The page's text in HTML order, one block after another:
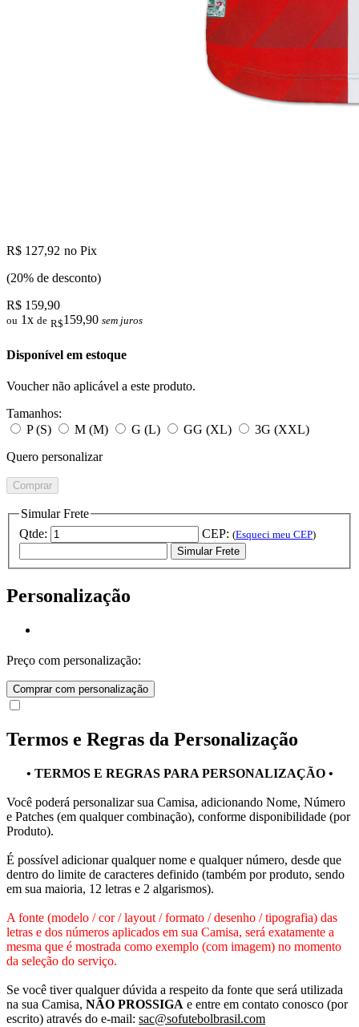
R$ 127,92 no Pix
(20% de desconto)
R$ 159,90
ou 1x de R$159,90 sem juros
Disponível em estoque
Voucher não aplicável a este produto.
Tamanhos:
P (S)
M (M) G (L) GG (XL)
3G (XXL)
Quero personalizar
Comprar
Simular Frete
Qtde:
CEP: (Esqueci meu CEP)
Simular Frete
Personalização
Preço com personalização:
Comprar com personalização
Termos e Regras da Personalização
• TERMOS E REGRAS PARA PERSONALIZAÇÃO •
Você poderá personalizar sua Camisa, adicionando Nome, Número
e Patches (em qualquer combinação), conforme disponibilidade (por
Produto).
É possível adicionar qualquer nome e qualquer número, desde que
dentro do limite de caracteres definido (também por produto, sendo
em sua maioria, 12 letras e 2 algarismos).
A fonte (modelo / cor / layout / formato / desenho / tipografia) das
letras e dos números aplicados em sua Camisa, será exatamente a
mesma que é mostrada como exemplo (com imagem) no momento
da seleção do serviço.
Se você tiver qualquer dúvida a respeito da fonte que será utilizada
na sua Camisa, NÃO PROSSIGA e entre em contato conosco (por
escrito) através do e-mail: sac@sofutebolbrasil.com